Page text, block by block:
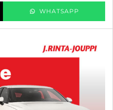
WHATSAPP